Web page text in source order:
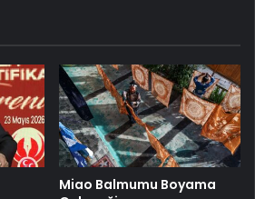
Miao Balmumu Boyama